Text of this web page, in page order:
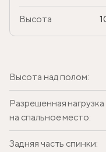
Высота
Высота над полом:
Разрешенная нагрузка
на спальное место:
Задняя часть спинки: